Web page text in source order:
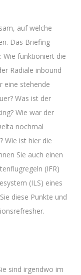
auf welche
Das Briefing
Wie funktioniert die
Radiale inbound
eine stehende
Was ist der
Wie war der
nochmal
Wie ist hier die
Sie auch einen
(IFR)
(ILS) eines
diese Punkte und
sind irgendwo im